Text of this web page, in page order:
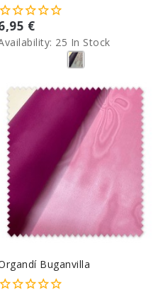
€
25 In Stock
Buganvilla